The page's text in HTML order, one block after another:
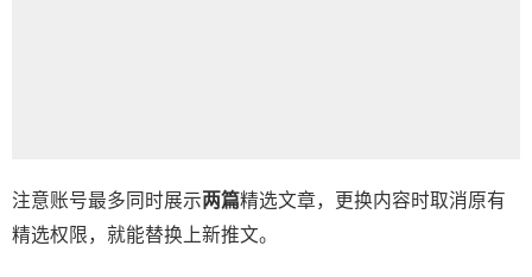
注意账号最多同时展示两篇精选文章，更换内容时取消原有
精选权限，就能替换上新推文。